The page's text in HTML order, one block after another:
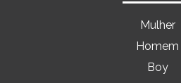
Mulher
Homem
Boy